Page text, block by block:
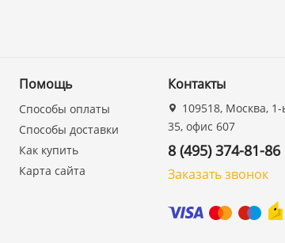
Помощь
Способы оплаты
Способы доставки
Как купить
Карта сайта
Контакты
109518, Москва,
35, офис 607
8 (495) 374-81-86
Заказать звонок